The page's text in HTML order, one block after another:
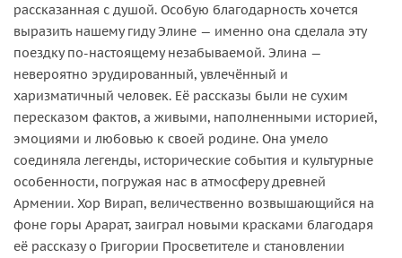
рассказанная с душой. Особую благодарность хочется
выразить нашему гиду Элине — именно она сделала эту
поездку по-настоящему незабываемой. Элина —
невероятно эрудированный, увлечённый и
харизматичный человек. Её рассказы были не сухим
пересказом фактов, а живыми, наполненными историей,
эмоциями и любовью к своей родине. Она умело
соединяла легенды, исторические события и культурные
особенности, погружая нас в атмосферу древней
Армении. Хор Вирап, величественно возвышающийся на
фоне горы Арарат, заиграл новыми красками благодаря
её рассказу о Григории Просветителе и становлении